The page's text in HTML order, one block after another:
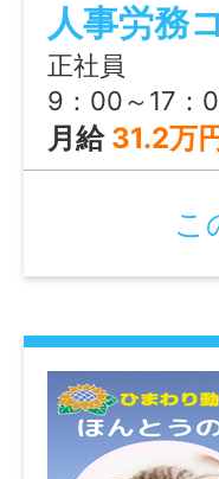
人事労務
正社員
9：00～17：
月給 31.2万
こ